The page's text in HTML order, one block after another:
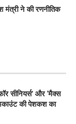
ने की रणनीतिक
सीनियर्स’ और ‘मैक्स
की पेशकश का